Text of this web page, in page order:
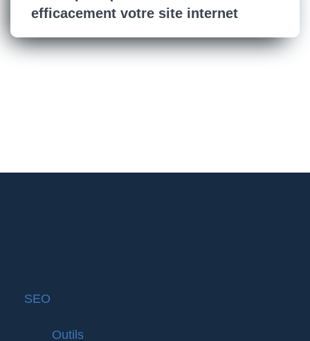
efficacement votre site internet
SEO
Outils